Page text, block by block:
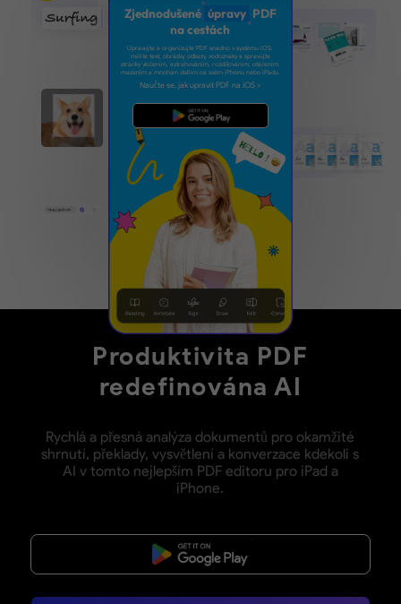
Produktivita PDF
redefinována AI
Rychlá a přesná analýza dokumentů pro okamžité
shrnutí, překlady, vysvětlení a konverzace kdekoli s
AI v tomto nejlepším PDF editoru pro iPad a
iPhone.
Bezplatné stažení